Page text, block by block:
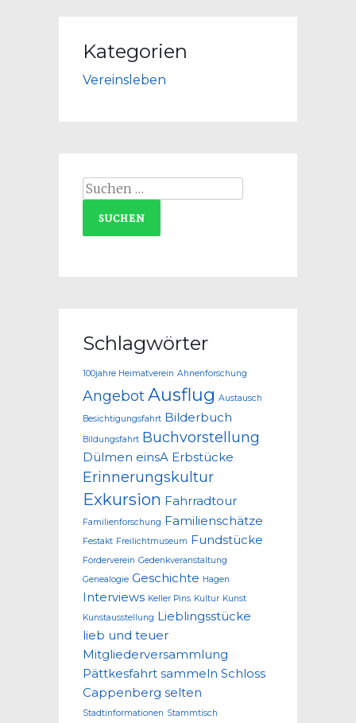
Kategorien
Vereinsleben
Suchen
nach:
Schlagwörter
100jahre Heimatverein Ahnenforschung
AngebotAusflug Austausch
Besichtigungsfahrt Bilderbuch
Bildungsfahrt Buchvorstellung
Dülmen einsA Erbstücke
Erinnerungskultur
Exkursion Fahrradtour
Familienforschung Familienschätze
Festakt Freilichtmuseum Fundstücke
Förderverein Gedenkveranstaltung
Genealogie Geschichte Hagen
Interviews Keller Pins Kultur Kunst
Kunstausstellung Lieblingsstücke
lieb und teuer
Mitgliederversammlung
Pättkesfahrt sammeln Schloss
Cappenberg selten
Stadtinformationen Stammtisch